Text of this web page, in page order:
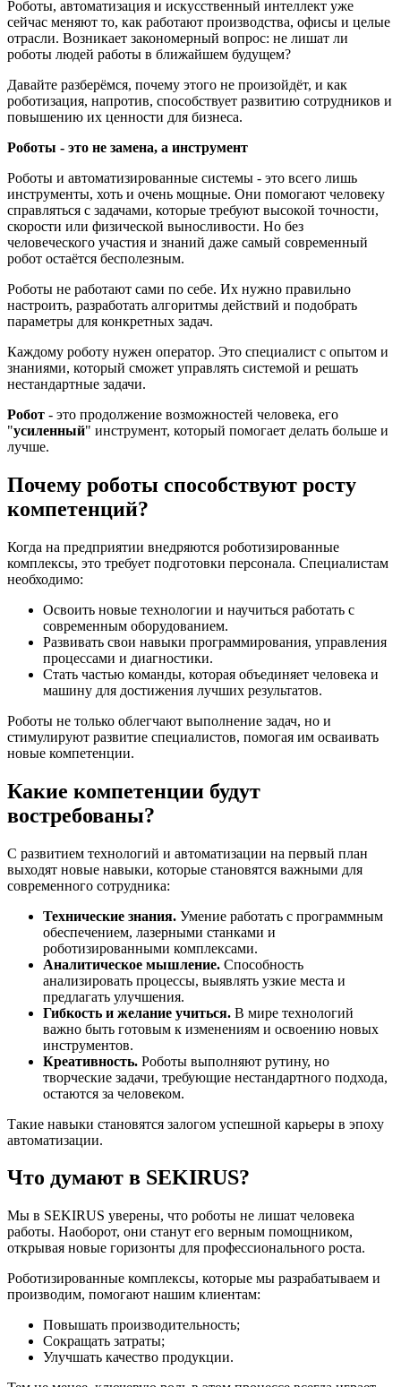
Роботы, автоматизация и искусственный интеллект уже
сейчас меняют то, как работают производства, офисы и целые
отрасли. Возникает закономерный вопрос: не лишат ли
роботы людей работы в ближайшем будущем?
Давайте разберёмся, почему этого не произойдёт, и как
роботизация, напротив, способствует развитию сотрудников и
повышению их ценности для бизнеса.
Роботы - это не замена, а инструмент
Роботы и автоматизированные системы - это всего лишь
инструменты, хоть и очень мощные. Они помогают человеку
справляться с задачами, которые требуют высокой точности,
скорости или физической выносливости. Но без
человеческого участия и знаний даже самый современный
робот остаётся бесполезным.
Роботы не работают сами по себе. Их нужно правильно
настроить, разработать алгоритмы действий и подобрать
параметры для конкретных задач.
Каждому роботу нужен оператор. Это специалист с опытом и
знаниями, который сможет управлять системой и решать
нестандартные задачи.
Робот - это продолжение возможностей человека, его
"усиленный" инструмент, который помогает делать больше и
лучше.
Почему роботы способствуют росту
компетенций?
Когда на предприятии внедряются роботизированные
комплексы, это требует подготовки персонала. Специалистам
необходимо:
Освоить новые технологии и научиться работать с
современным оборудованием.
Развивать свои навыки программирования, управления
процессами и диагностики.
Стать частью команды, которая объединяет человека и
машину для достижения лучших результатов.
Роботы не только облегчают выполнение задач, но и
стимулируют развитие специалистов, помогая им осваивать
новые компетенции.
Какие компетенции будут
востребованы?
С развитием технологий и автоматизации на первый план
выходят новые навыки, которые становятся важными для
современного сотрудника:
Технические знания. Умение работать с программным
обеспечением, лазерными станками и
роботизированными комплексами.
Аналитическое мышление. Способность
анализировать процессы, выявлять узкие места и
предлагать улучшения.
Гибкость и желание учиться. В мире технологий
важно быть готовым к изменениям и освоению новых
инструментов.
Креативность. Роботы выполняют рутину, но
творческие задачи, требующие нестандартного подхода,
остаются за человеком.
Такие навыки становятся залогом успешной карьеры в эпоху
автоматизации.
Что думают в SEKIRUS?
Мы в SEKIRUS уверены, что роботы не лишат человека
работы. Наоборот, они станут его верным помощником,
открывая новые горизонты для профессионального роста.
Роботизированные комплексы, которые мы разрабатываем и
производим, помогают нашим клиентам:
Повышать производительность;
Сокращать затраты;
Улучшать качество продукции.